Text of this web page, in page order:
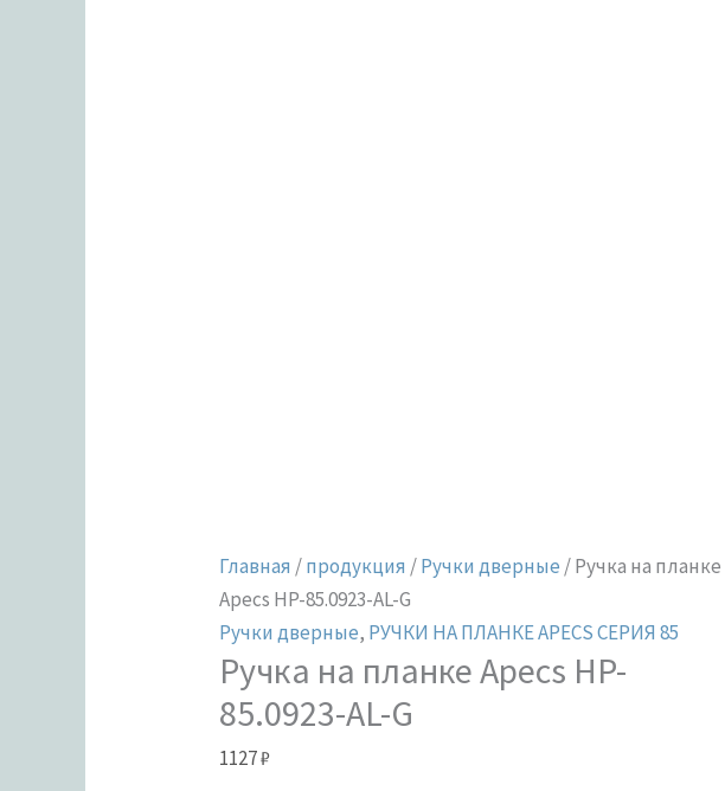
Главная /продукция /Ручки дверные / Ручка на планке
Apecs HP-85.0923-AL-G
Ручки дверные, РУЧКИ НА ПЛАНКЕ APECS СЕРИЯ 85
Ручка на планке Apecs HP-
85.0923-AL-G
1127₽